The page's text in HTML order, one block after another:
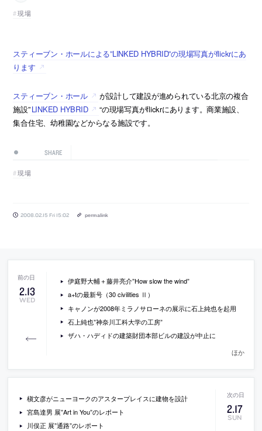
現場
スティーブン・ホールによる”LINKED HYBRID”の現場写真がflickrにあ
ります
スティーブン・ホール
が設計して建設が進められている北京の複合
施設”LINKED HYBRID
“の現場写真がflickrにあります。商業施設、
集合住宅、幼稚園などからなる施設です。
SHARE
現場
2008.02.15 Fri 15:02 permalink
2.13
WED
伊庭野大輔＋藤井亮介”How slow the wind”
a+tの最新号（30 civilities Ⅱ）
キャノンが2008年ミラノサローネの展示に石上純也を起用
石上純也”神奈川工科大学の工房”
ザハ・ハディドの建築財団本部ビルの建設が中止に
ほか
2.17
SUN
槇文彦がニューヨークのアスタープレイスに建物を設計
宮島達男 展”Art in You”のレポート
川俣正 展”通路”のレポート